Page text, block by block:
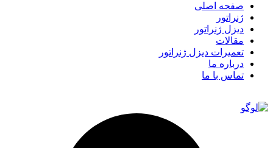
صفحه اصلی
ژنراتور
دیزل ژنراتور
مقالات
تعمیرات دیزل ژنراتور
درباره ما
تماس با ما